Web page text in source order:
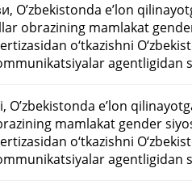
O’zbekistonda eʼlon
obrazining mamlakat
o‘tkazishni
agentligidan
O’zbekistonda eʼlon
mamlakat gender
o‘tkazishni
agentligidan